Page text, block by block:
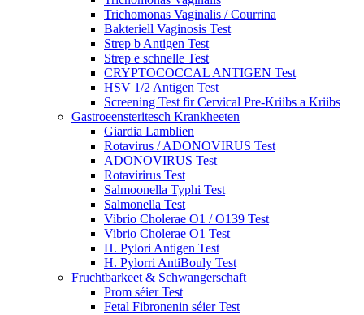
Trichomonas Vaginalis / Courrina
Bakteriell Vaginosis Test
Strep b Antigen Test
Strep e schnelle Test
CRYPTOCOCCAL ANTIGEN Test
HSV 1/2 Antigen Test
Screening Test fir Cervical Pre-Kriibs a Kriibs
Gastroeensteritesch Krankheeten
Giardia Lamblien
Rotavirus / ADONOVIRUS Test
ADONOVIRUS Test
Rotavirirus Test
Salmoonella Typhi Test
Salmonella Test
Vibrio Cholerae O1 / O139 Test
Vibrio Cholerae O1 Test
H. Pylori Antigen Test
H. Pylorri AntiBouly Test
Fruchtbarkeet & Schwangerschaft
Prom séier Test
Fetal Fibronenin séier Test